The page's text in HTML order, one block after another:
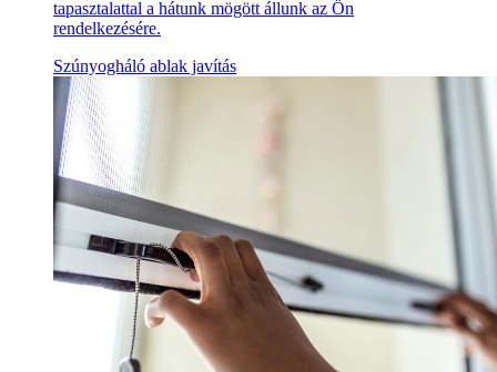
tapasztalattal a hátunk mögött állunk az Ön
rendelkezésére.
Szúnyogháló ablak javítás